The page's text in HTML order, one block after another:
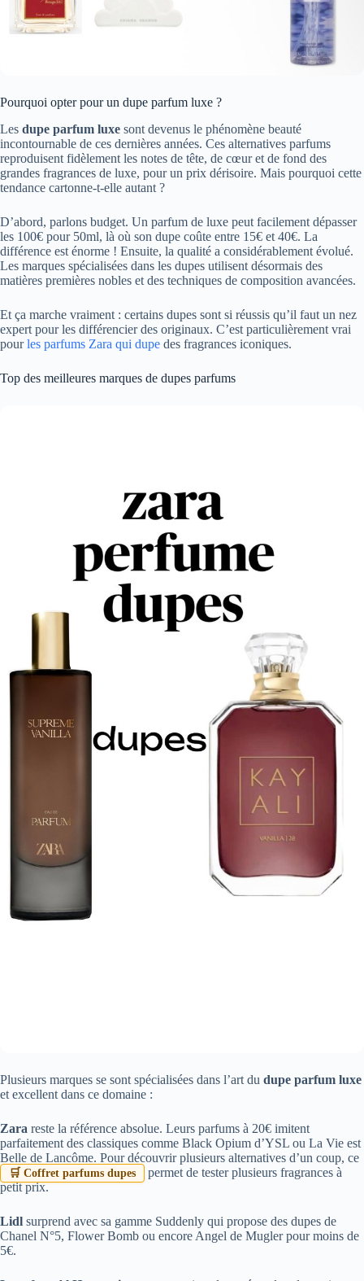
Pourquoi opter pour un dupe parfum luxe ?
Les dupe parfum luxe sont devenus le phénomène beauté
incontournable de ces dernières années. Ces alternatives parfums
reproduisent fidèlement les notes de tête, de cœur et de fond des
grandes fragrances de luxe, pour un prix dérisoire. Mais pourquoi cette
tendance cartonne-t-elle autant ?
D’abord, parlons budget. Un parfum de luxe peut facilement dépasser
les 100€ pour 50ml, là où son dupe coûte entre 15€ et 40€. La
différence est énorme ! Ensuite, la qualité a considérablement évolué.
Les marques spécialisées dans les dupes utilisent désormais des
matières premières nobles et des techniques de composition avancées.
Et ça marche vraiment : certains dupes sont si réussis qu’il faut un nez
expert pour les différencier des originaux. C’est particulièrement vrai
pourles parfums Zara qui dupe des fragrances iconiques.
Top des meilleures marques de dupes parfums
Plusieurs marques se sont spécialisées dans l’art du dupe parfum luxe
et excellent dans ce domaine :
Zara reste la référence absolue. Leurs parfums à 20€ imitent
parfaitement des classiques comme Black Opium d’YSL ou La Vie est
Belle de Lancôme. Pour découvrir plusieurs alternatives d’un coup, ce
🛒 Coffret parfums dupes
permet de tester plusieurs fragrances à
petit prix.
Lidl surprend avec sa gamme Suddenly qui propose des dupes de
Chanel N°5, Flower Bomb ou encore Angel de Mugler pour moins de
5€.